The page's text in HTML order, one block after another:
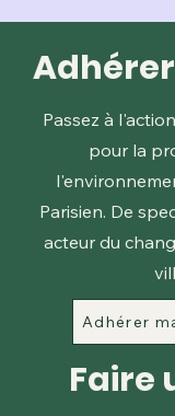
Passez à
pour la
Parisien. De
acteur du
Adhérer
Faire